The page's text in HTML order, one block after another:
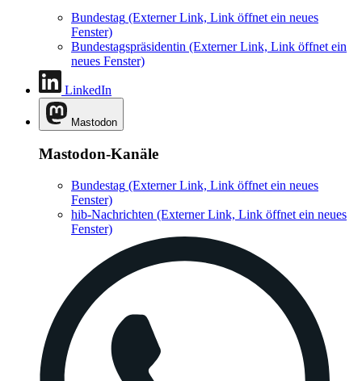
Bundestag (Externer Link, Link öffnet ein neues
Fenster)
Bundestagspräsidentin (Externer Link, Link öffnet ein
neues Fenster)
LinkedIn
Mastodon
Mastodon-Kanäle
Bundestag (Externer Link, Link öffnet ein neues
Fenster)
hib-Nachrichten (Externer Link, Link öffnet ein neues
Fenster)